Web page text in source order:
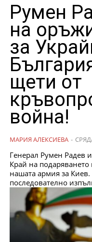
Румен
на
за
щети от
война!
МАРИЯ АЛЕКСИЕВА -
Генерал Румен Радев
Край на
нашата армия за
последователно